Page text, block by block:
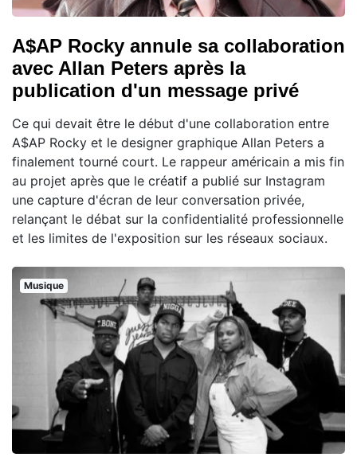
A$AP Rocky annule sa collaboration
avec Allan Peters après la
publication d'un message privé
Ce qui devait être le début d'une collaboration entre
A$AP Rocky et le designer graphique Allan Peters a
finalement tourné court. Le rappeur américain a mis fin
au projet après que le créatif a publié sur Instagram
une capture d'écran de leur conversation privée,
relançant le débat sur la confidentialité professionnelle
et les limites de l'exposition sur les réseaux sociaux.
Musique